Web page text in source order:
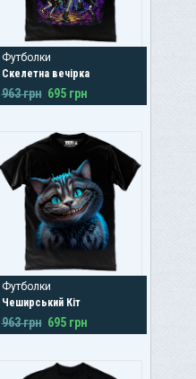
Футболки
Скелетна вечірка
963 грн 695 грн
Футболки
Чеширський Кіт
963 грн 695 грн